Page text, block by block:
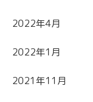
2022年4月
2022年1月
2021年11月